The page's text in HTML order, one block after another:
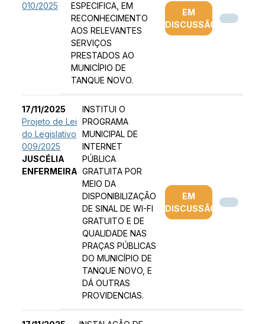
010/2025
ESPECIFICA, EM
RECONHECIMENTO
AOS RELEVANTES
SERVIÇOS
PRESTADOS AO
MUNICÍPIO DE
TANQUE NOVO.
EM
DISCUSSÃO
17/11/2025
Projeto de Lei
do Legislativo
009/2025
JUSCÉLIA
ENFERMEIRA
INSTITUI O
PROGRAMA
MUNICIPAL DE
INTERNET
PÚBLICA
GRATUITA POR
MEIO DA
DISPONIBILIZAÇÃO
DE SINAL DE WI-FI
GRATUITO E DE
QUALIDADE NAS
PRAÇAS PÚBLICAS
DO MUNICÍPIO DE
TANQUE NOVO, E
DÁ OUTRAS
PROVIDENCIAS.
EM
DISCUSSÃO